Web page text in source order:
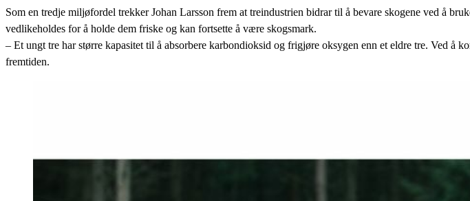
Som en tredje miljøfordel trekker Johan Larsson frem at treindustrien bidrar til å bevare skogene ved å
vedlikeholdes for å holde dem friske og kan fortsette å være skogsmark.
– Et ungt tre har større kapasitet til å absorbere karbondioksid og frigjøre oksygen enn et eldre tre. Ved
fremtiden.